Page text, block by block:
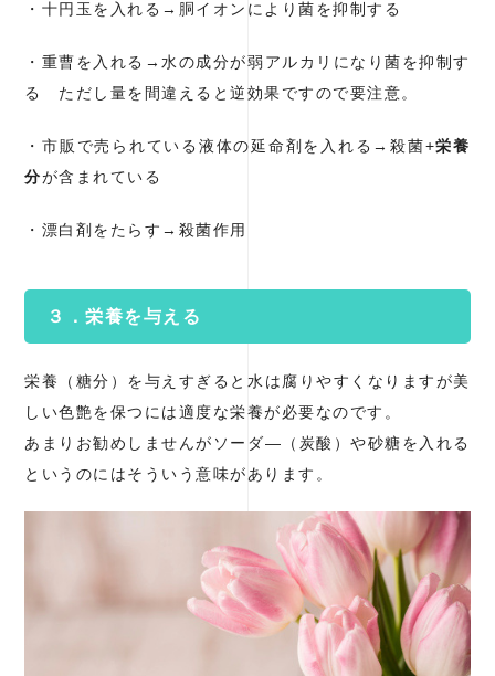
・十円玉を入れる→胴イオンにより菌を抑制する
・重曹を入れる→水の成分が弱アルカリになり菌を抑制す
る ただし量を間違えると逆効果ですので要注意。
・市販で売られている液体の延命剤を入れる→殺菌+栄養
分が含まれている
・漂白剤をたらす→殺菌作用
３．栄養を与える
栄養（糖分）を与えすぎると水は腐りやすくなりますが美
しい色艶を保つには適度な栄養が必要なのです。
あまりお勧めしませんがソーダ―（炭酸）や砂糖を入れる
というのにはそういう意味があります。